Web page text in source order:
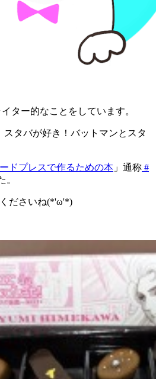
ター的なことをしています。
スタバが好き！バットマンとスタ
ドプレスで作るための本 」通称 #
。
ださいね(*'ω'*)